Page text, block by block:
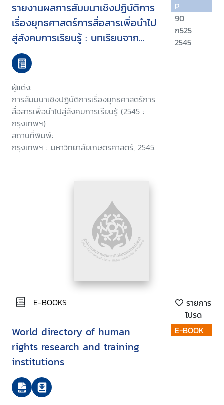
รายงานผลการสัมมนาเชิงปฏิบัติการ
เรื่องยุทธศาสตร์การสื่อสารเพื่อนำไป
สู่สังคมการเรียนรู้ : บทเรียนจาก
IPDC-UNESCO สู่สังคมไทย วันที่ 16
กันยายน 2545 โรงแรมมารวยการ์
เด้น กรุงเทพมหานคร
ผู้แต่ง:
การสัมมนาเชิงปฏิบัติการเรื่องยุทธศาสตร์การ
สื่อสารเพื่อนำไปสู่สังคมการเรียนรู้ (2545 :
กรุงเทพฯ)
สถานที่พิมพ์:
กรุงเทพฯ : มหาวิทยาลัยเกษตรศาสตร์, 2545.
P
90
ก525
2545
E-BOOKS
รายการ
โปรด
World directory of human
rights research and training
institutions
E-BOOK